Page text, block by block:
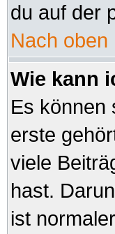
du auf der
Nach oben
Wie kann
Es können
erste
viele
hast.
ist